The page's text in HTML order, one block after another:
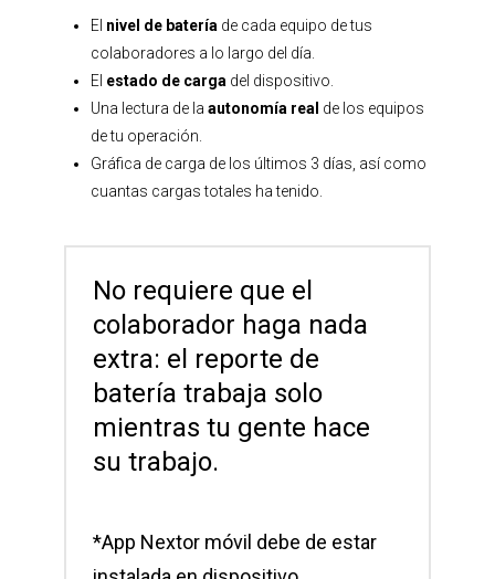
El nivel de batería de cada equipo de tus
colaboradores a lo largo del día.
El estado de carga del dispositivo.
Una lectura de la autonomía real de los equipos
de tu operación.
Gráfica de carga de los últimos 3 días, así como
cuantas cargas totales ha tenido.
No requiere que el
colaborador haga nada
extra: el reporte de
batería trabaja solo
mientras tu gente hace
su trabajo.
*App Nextor móvil debe de estar